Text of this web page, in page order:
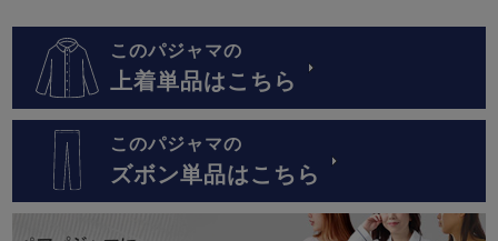
このパジャマの
上着単品はこちら
このパジャマの
ズボン単品はこちら